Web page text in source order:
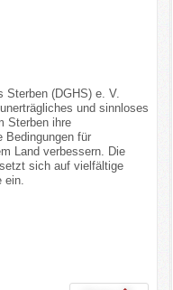
Sterben (DGHS) e. V.
und sinnloses
Sterben ihre
Bedingungen für
Land verbessern. Die
sich auf vielfältige